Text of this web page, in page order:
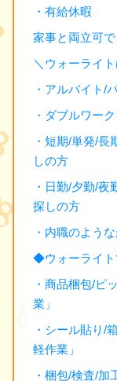
・有給休暇
家事と両立可で
＼ウォーライ
・アルバイト/
・ダブルワー
・短期/単発/
しの方
・日勤/夕勤/
探しの方
・内職のよう
◆ウォーライ
・商品梱包/ピ
業」
・シール貼り/
軽作業」
・梱包/検査/加